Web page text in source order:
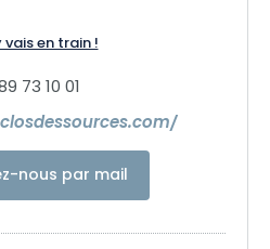
en profitant des bienfaits des
les mains de notre équipe de
relaxant ou aux pierres
avec une cuisine faite-maison
en train !
73 10 01
nous par mail